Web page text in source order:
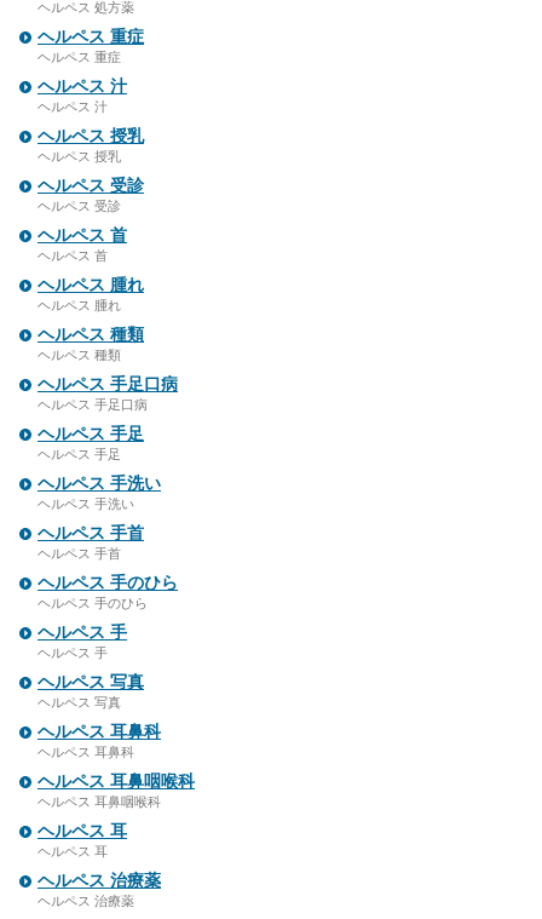
ヘルペス 処方薬
ヘルペス 重症
ヘルペス 重症
ヘルペス 汁
ヘルペス 汁
ヘルペス 授乳
ヘルペス 授乳
ヘルペス 受診
ヘルペス 受診
ヘルペス 首
ヘルペス 首
ヘルペス 腫れ
ヘルペス 腫れ
ヘルペス 種類
ヘルペス 種類
ヘルペス 手足口病
ヘルペス 手足口病
ヘルペス 手足
ヘルペス 手足
ヘルペス 手洗い
ヘルペス 手洗い
ヘルペス 手首
ヘルペス 手首
ヘルペス 手のひら
ヘルペス 手のひら
ヘルペス 手
ヘルペス 手
ヘルペス 写真
ヘルペス 写真
ヘルペス 耳鼻科
ヘルペス 耳鼻科
ヘルペス 耳鼻咽喉科
ヘルペス 耳鼻咽喉科
ヘルペス 耳
ヘルペス 耳
ヘルペス 治療薬
ヘルペス 治療薬